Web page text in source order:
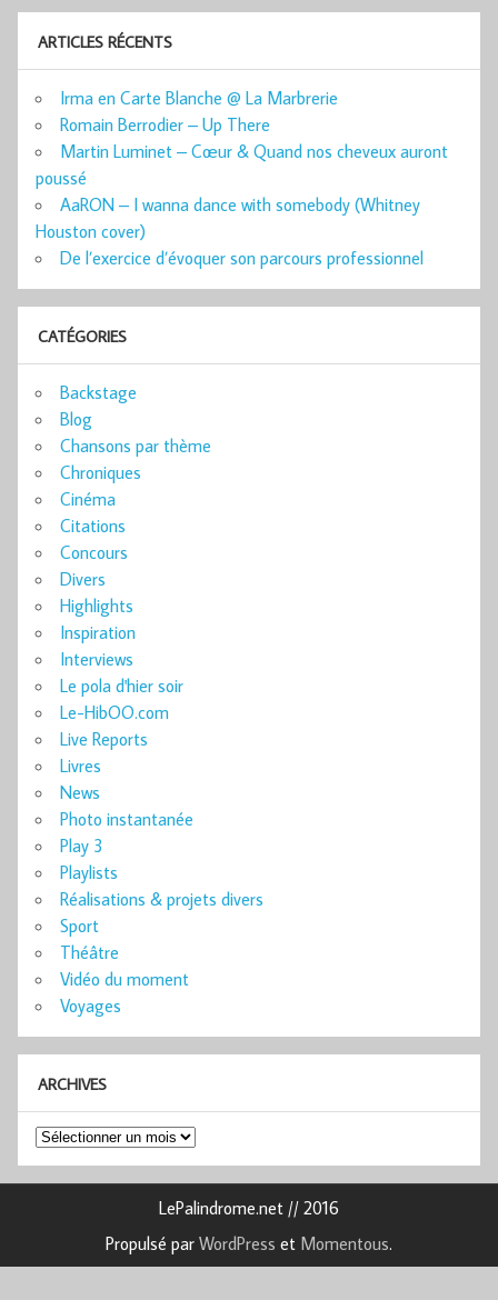
ARTICLES RÉCENTS
Irma en Carte Blanche @ La Marbrerie
Romain Berrodier – Up There
Martin Luminet – Cœur & Quand nos cheveux auront
poussé
AaRON – I wanna dance with somebody (Whitney
Houston cover)
De l’exercice d’évoquer son parcours professionnel
CATÉGORIES
Backstage
Blog
Chansons par thème
Chroniques
Cinéma
Citations
Concours
Divers
Highlights
Inspiration
Interviews
Le pola d'hier soir
Le-HibOO.com
Live Reports
Livres
News
Photo instantanée
Play 3
Playlists
Réalisations & projets divers
Sport
Théâtre
Vidéo du moment
Voyages
ARCHIVES
Archives
LePalindrome.net // 2016
Propulsé par WordPress et Momentous.